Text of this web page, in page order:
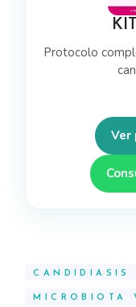
Protocolo
Ver
CANDIDIASIS
MICROBIOTA